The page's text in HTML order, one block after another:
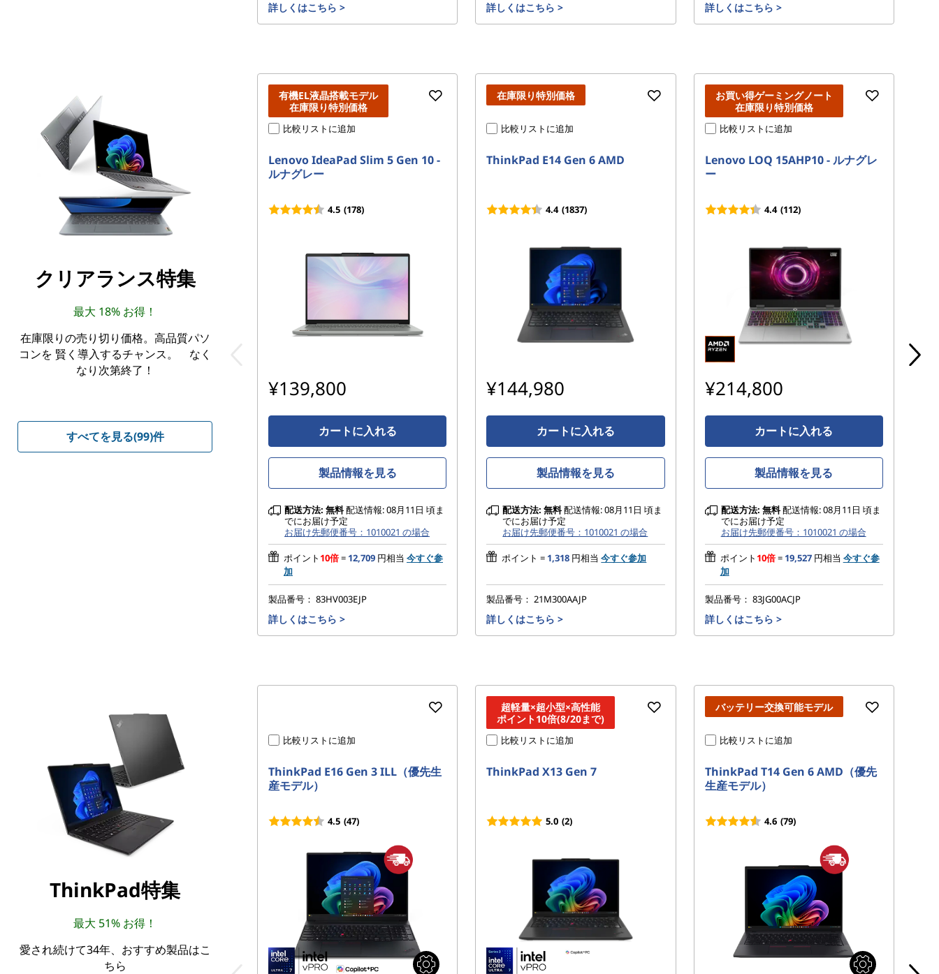
詳しくはこちら > 詳しくはこちら > 詳しくはこちら >
クリアランス特集
最大 18% お得！
在庫限りの売り切り価格。高品質パソ
コンを 賢く導入するチャンス。 なく
なり次第終了！
すべてを見る(99)件
有機EL液晶搭載モデル
在庫限り特別価格
比較リストに追加
Lenovo IdeaPad Slim 5 Gen 10 -
ルナグレー
4.5 (178)
¥139,800
カートに入れる
製品情報を見る
配送方法: 無料配送情報: 08月11日 頃ま
でにお届け予定
お届け先郵便番号：1010021 の場合
ポイント 10倍= 12,709 円相当 今すぐ参
加
製品番号： 83HV003EJP
詳しくはこちら >
在庫限り特別価格
比較リストに追加
ThinkPad E14 Gen 6 AMD
4.4 (1837)
¥144,980
カートに入れる
製品情報を見る
配送方法: 無料配送情報: 08月11日 頃ま
でにお届け予定
お届け先郵便番号：1010021 の場合
ポイント = 1,318 円相当今すぐ参加
製品番号： 21M300AAJP
詳しくはこちら >
お買い得ゲーミングノート
在庫限り特別価格
比較リストに追加
Lenovo LOQ 15AHP10 - ルナグレ
ー
4.4 (112)
¥214,800
カートに入れる
製品情報を見る
配送方法: 無料配送情報: 08月11日 頃ま
でにお届け予定
お届け先郵便番号：1010021 の場合
ポイント 10倍= 19,527円相当 今すぐ参
加
製品番号： 83JG00ACJP
詳しくはこちら >
ThinkPad特集
最大 51% お得！
愛され続けて34年、おすすめ製品はこ
ちら
比較リストに追加
ThinkPad E16 Gen 3 ILL（優先生
産モデル）
4.5 (47)
超軽量×超小型×高性能
ポイント10倍(8/20まで)
比較リストに追加
ThinkPad X13 Gen 7
5.0 (2)
バッテリー交換可能モデル
比較リストに追加
ThinkPad T14 Gen 6 AMD（優先
生産モデル）
4.6 (79)